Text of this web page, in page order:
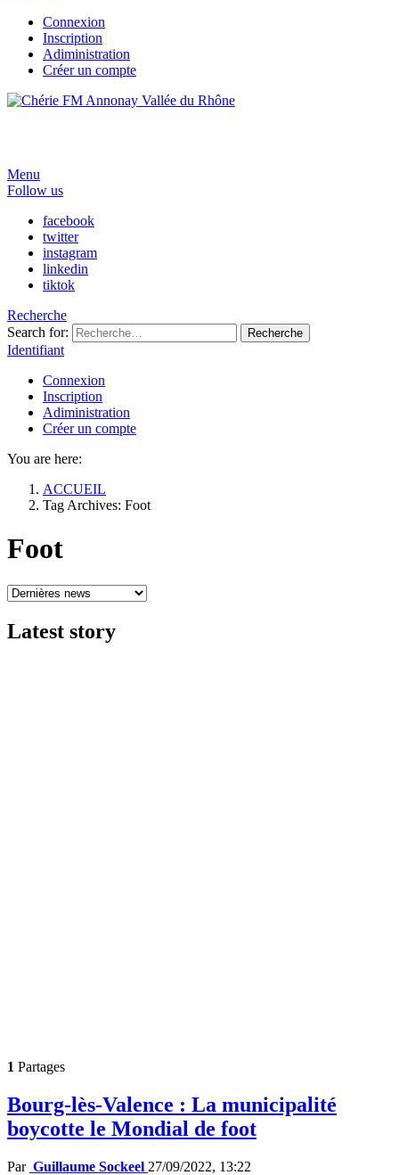
Connexion
Inscription
Adiministration
Créer un compte
Menu
Follow us
facebook
twitter
instagram
linkedin
tiktok
Recherche
Search for:
Recherche
Identifiant
Connexion
Inscription
Adiministration
Créer un compte
You are here:
ACCUEIL
Tag Archives: Foot
Foot
Latest story
1 Partages
Bourg-lès-Valence : La municipalité
boycotte le Mondial de foot
Par Guillaume Sockeel 27/09/2022, 13:22